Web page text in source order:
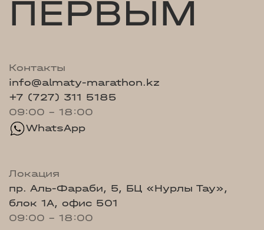
ПЕРВЫМ
Контакты
info@almaty-marathon.kz
+7 (727) 311 5185
09:00 - 18:00
WhatsApp
Локация
пр. Аль-Фараби, 5, БЦ «Нурлы Тау»,
блок 1А, офис 501
09:00 - 18:00